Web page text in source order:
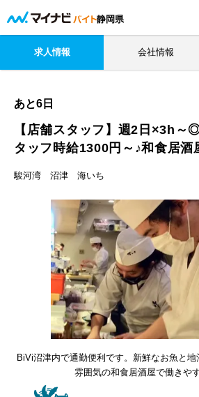
静岡県
求人情報 会社情報
あと6 日
【店舗スタッフ】週2日×3h～
タッフ時給1300円～♪和食居酒
駿河湾 沼津 海いち
BiVi沼津内で通勤便利です。新鮮なお魚と
雰囲気の和食居酒屋で働きや